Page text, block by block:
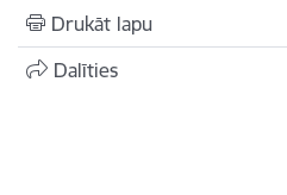
Drukāt lapu
Dalīties